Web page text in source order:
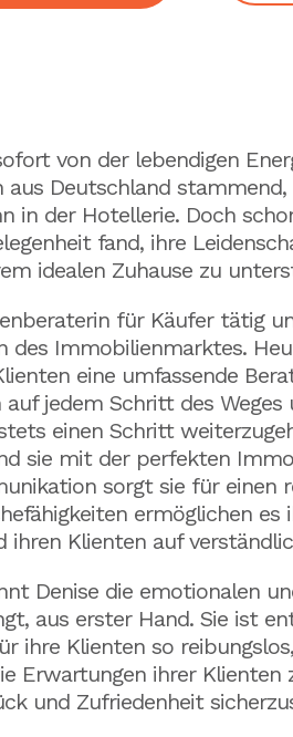
von der lebendigen
Deutschland
in der Hotellerie. Doch
fand, ihre
idealen Zuhause zu
für Käufer tätig
des Immobilienmarktes.
eine umfassende
jedem Schritt des Weges
einen Schritt
sie mit der perfekten
sorgt sie für einen
ermöglichen es
Klienten auf
Denise die emotionalen
aus erster Hand. Sie ist
ihre Klienten so
Erwartungen ihrer
und Zufriedenheit